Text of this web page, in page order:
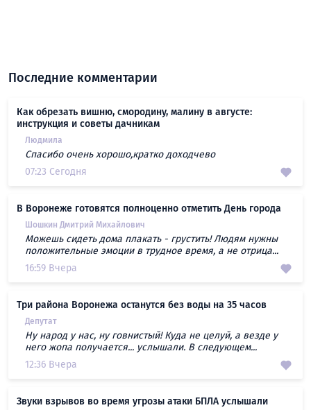
Последние комментарии
Как обрезать вишню, смородину, малину в августе:
инструкция и советы дачникам
Людмила
Спасибо очень хорошо,кратко доходчево
07:23 Сегодня
В Воронеже готовятся полноценно отметить День города
Шошкин Дмитрий Михайлович
Можешь сидеть дома плакать - грустить! Людям нужны
положительные эмоции в трудное время, а не отрица...
16:59 Вчера
Три района Воронежа останутся без воды на 35 часов
Депутат
Ну народ у нас, ну говнистый! Куда не целуй, а везде у
него жопа получается... услышали. В следующем...
12:36 Вчера
Звуки взрывов во время угрозы атаки БПЛА услышали